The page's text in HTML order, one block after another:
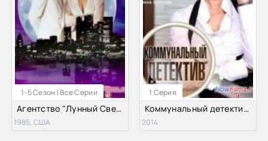
1-5 Сезон | Все Серии
Агентство "Лунный Свет" (1985–1989) 1,2,3,4,5 Сезон
1985, США
1 Серия
Коммунальный детектив (2014)
2014